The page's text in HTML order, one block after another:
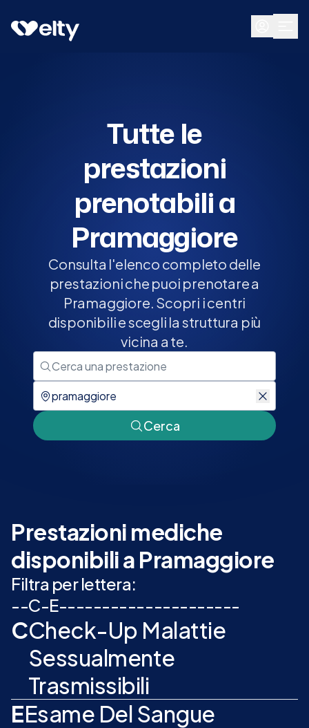
Prenota visita
Tutte le
prestazioni
prenotabili a
Pramaggiore
Consulta l'elenco completo delle
prestazioni che puoi prenotare a
Pramaggiore. Scopri i centri
disponibili e scegli la struttura più
vicina a te.
Cerca
Prestazioni mediche
disponibili a Pramaggiore
Filtra per lettera:
--C-E---------------------
CCheck-Up Malattie
Sessualmente
Trasmissibili
EEsame Del Sangue